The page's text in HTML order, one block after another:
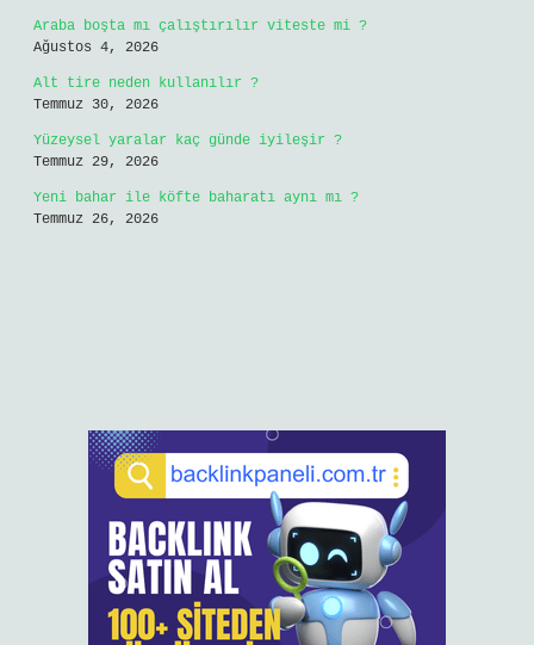
Araba boşta mı çalıştırılır viteste mi ?
Ağustos 4, 2026
Alt tire neden kullanılır ?
Temmuz 30, 2026
Yüzeysel yaralar kaç günde iyileşir ?
Temmuz 29, 2026
Yeni bahar ile köfte baharatı aynı mı ?
Temmuz 26, 2026